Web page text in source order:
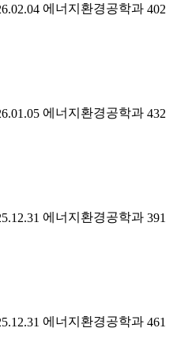
에너지환경공학과 402
에너지환경공학과 432
에너지환경공학과 391
에너지환경공학과 461